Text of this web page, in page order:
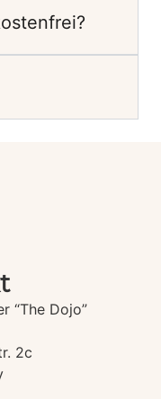
“The Dojo”
2c